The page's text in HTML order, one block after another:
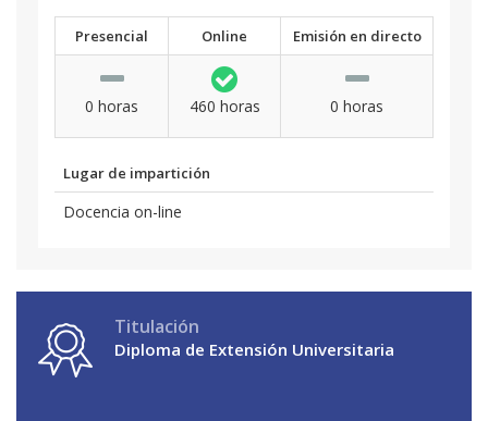
Presencial Online Emisión en directo
0 horas 460 horas 0 horas
Lugar de impartición
Docencia on-line
Titulación
Diploma de Extensión Universitaria